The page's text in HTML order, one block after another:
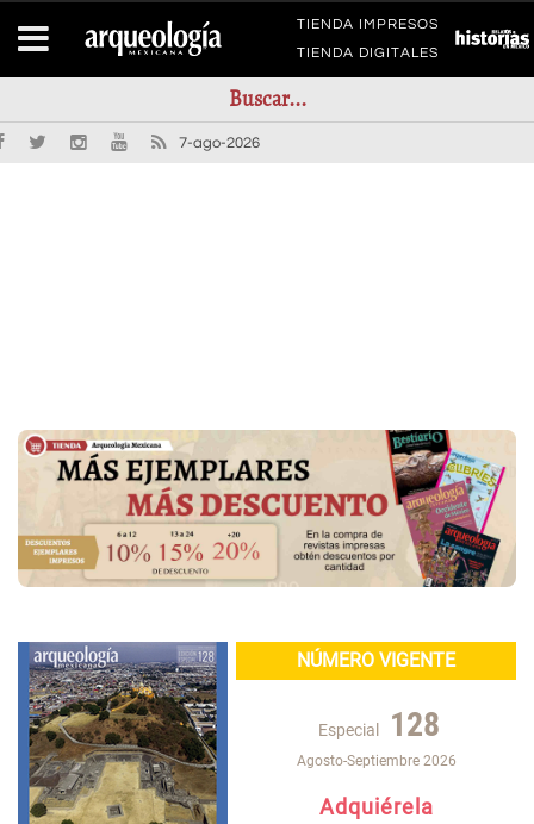
TIENDA IMPRESOS
TIENDA DIGITALES
7-ago-2026
NÚMERO VIGENTE
Especial 128
Agosto-Septiembre 2026
Adquiérela